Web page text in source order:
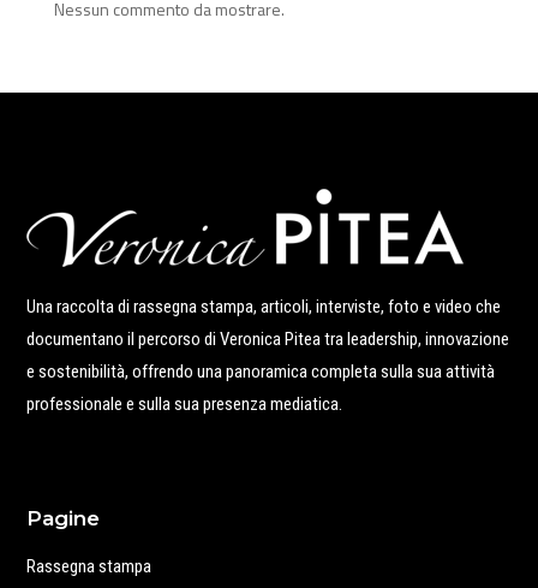
Nessun commento da mostrare.
Una raccolta di rassegna stampa, articoli, interviste, foto e video che
documentano il percorso di Veronica Pitea tra leadership, innovazione
e sostenibilità, offrendo una panoramica completa sulla sua attività
professionale e sulla sua presenza mediatica.
Pagine
Rassegna stampa